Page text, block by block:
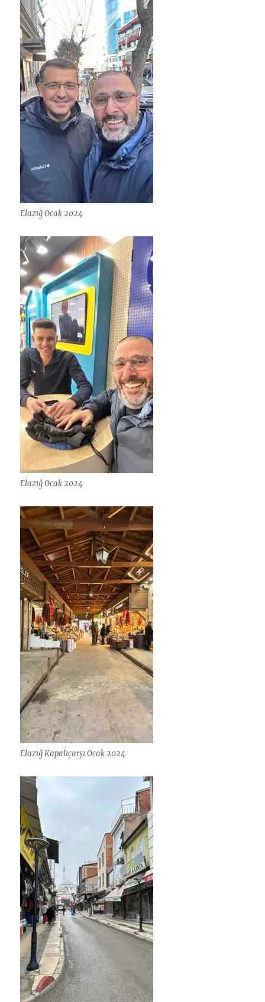
Elazığ Ocak 2024
Elazığ Ocak 2024
Elazığ Kapalıçarşı Ocak 2024